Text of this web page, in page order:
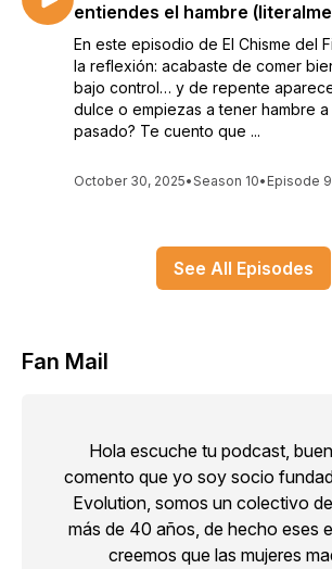
entiendes el hambre
En este episodio de El Chisme del
la reflexión: acabaste de comer
bajo control… y de repente
dulce o empiezas a tener hambre a
pasado? Te cuento que ...
October 30, 2025•Season 10• Episode 9
See All Episodes
Fan Mail
Hola escuche tu podcast,
comento que yo soy socio
Evolution, somos un colectivo
más de 40 años, de hecho eses
creemos que las mujeres